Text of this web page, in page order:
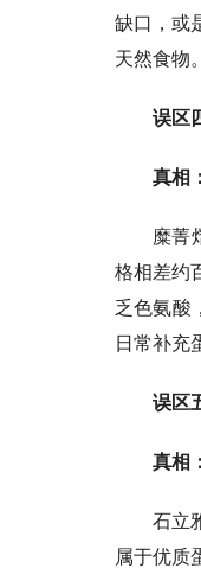
缺口，或
天然食物。
误区
真相
糜菁
格相差约
乏色氨酸
日常补充
误区
真相
石立
属于优质